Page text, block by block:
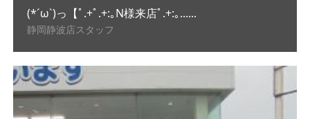
(*´ω`)っ【ﾟ.+ﾟ.+:｡N様来店ﾟ.+:｡......
静岡静波店スタッフ